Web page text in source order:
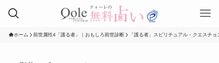
ホーム 前世属性4「護る者」｜おもしろ前世診断 「護る者」スピリチュアル・クエスチ